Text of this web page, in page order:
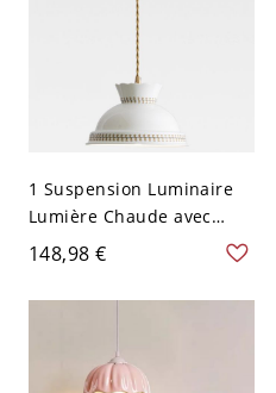
1 Suspension Luminaire
Lumière Chaude avec
Abat-jour en Céramique
Blanche & Cordon, 110V-
120V
148,98 €